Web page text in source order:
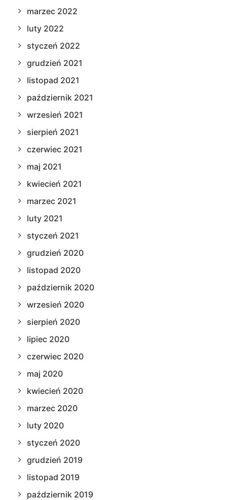
marzec 2022
luty 2022
styczeń 2022
grudzień 2021
listopad 2021
październik 2021
wrzesień 2021
sierpień 2021
czerwiec 2021
maj 2021
kwiecień 2021
marzec 2021
luty 2021
styczeń 2021
grudzień 2020
listopad 2020
październik 2020
wrzesień 2020
sierpień 2020
lipiec 2020
czerwiec 2020
maj 2020
kwiecień 2020
marzec 2020
luty 2020
styczeń 2020
grudzień 2019
listopad 2019
październik 2019